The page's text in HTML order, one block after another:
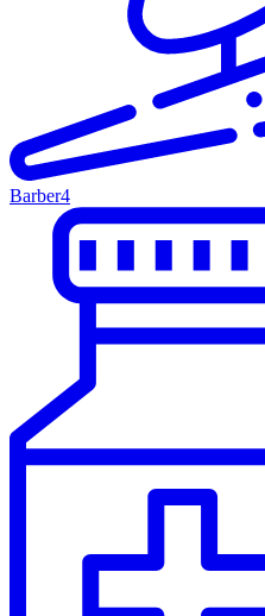
Barber4